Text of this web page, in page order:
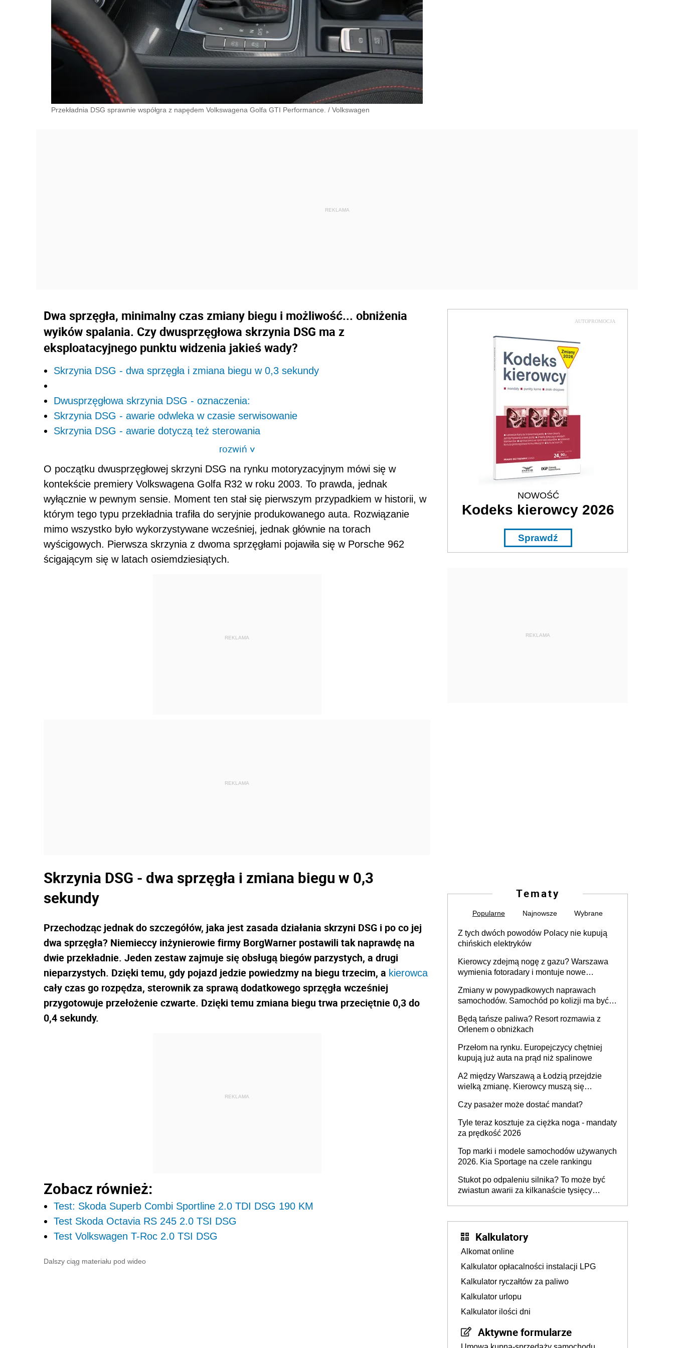
Przekładnia DSG sprawnie współgra z napędem Volkswagena Golfa GTI Performance. / Volkswagen
Dwa sprzęgła, minimalny czas zmiany biegu i możliwość... obniżenia
wyików spalania. Czy dwusprzęgłowa skrzynia DSG ma z
eksploatacyjnego punktu widzenia jakieś wady?
Skrzynia DSG - dwa sprzęgła i zmiana biegu w 0,3 sekundy
Dwusprzęgłowa skrzynia DSG - oznaczenia:
Skrzynia DSG - awarie odwleka w czasie serwisowanie
Skrzynia DSG - awarie dotyczą też sterowania
rozwiń>
O początku dwusprzęgłowej skrzyni DSG na rynku motoryzacyjnym mówi się w
kontekście premiery Volkswagena Golfa R32 w roku 2003. To prawda, jednak
wyłącznie w pewnym sensie. Moment ten stał się pierwszym przypadkiem w historii, w
którym tego typu przekładnia trafiła do seryjnie produkowanego auta. Rozwiązanie
mimo wszystko było wykorzystywane wcześniej, jednak głównie na torach
wyścigowych. Pierwsza skrzynia z dwoma sprzęgłami pojawiła się w Porsche 962
ścigającym się w latach osiemdziesiątych.
REKLAMA
REKLAMA
Skrzynia DSG - dwa sprzęgła i zmiana biegu w 0,3
sekundy
Przechodząc jednak do szczegółów, jaka jest zasada działania skrzyni DSG i po co jej
dwa sprzęgła? Niemieccy inżynierowie firmy BorgWarner postawili tak naprawdę na
dwie przekładnie. Jeden zestaw zajmuje się obsługą biegów parzystych, a drugi
nieparzystych. Dzięki temu, gdy pojazd jedzie powiedzmy na biegu trzecim, a kierowca
cały czas go rozpędza, sterownik za sprawą dodatkowego sprzęgła wcześniej
przygotowuje przełożenie czwarte. Dzięki temu zmiana biegu trwa przeciętnie 0,3 do
0,4 sekundy.
REKLAMA
Zobacz również:
Test: Skoda Superb Combi Sportline 2.0 TDI DSG 190 KM
Test Skoda Octavia RS 245 2.0 TSI DSG
Test Volkswagen T-Roc 2.0 TSI DSG
Dalszy ciąg materiału pod wideo
AUTOPROMOCJA
NOWOŚĆ
Kodeks kierowcy 2026
Sprawdź
REKLAMA
Tematy
Popularne Najnowsze Wybrane
Z tych dwóch powodów Polacy nie kupują
chińskich elektryków
Kierowcy zdejmą nogę z gazu? Warszawa
wymienia fotoradary i montuje nowe
Zmiany w powypadkowych naprawach
samochodów. Samochód po kolizji ma być
technologią producenta
Będą tańsze paliwa? Resort rozmawia z
Orlenem o obniżkach
Przełom na rynku. Europejczycy chętniej
kupują już auta na prąd niż spalinowe
A2 między Warszawą a Łodzią przejdzie
wielką zmianę. Kierowcy muszą się
Czy pasażer może dostać mandat?
Tyle teraz kosztuje za ciężka noga - mandaty
za prędkość 2026
Top marki i modele samochodów używanych
2026. Kia Sportage na czele rankingu
Stukot po odpaleniu silnika? To może być
zwiastun awarii za kilkanaście tysięcy
Kalkulatory
Alkomat online
Kalkulator opłacalności instalacji LPG
Kalkulator ryczałtów za paliwo
Kalkulator urlopu
Kalkulator ilości dni
Aktywne formularze